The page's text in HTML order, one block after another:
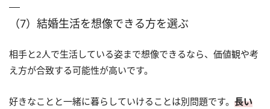
（7）結婚生活を想像できる方を選ぶ
相手と2人で生活している姿まで想像できるなら、価値観や考
え方が合致する可能性が高いです。
好きなことと一緒に暮らしていけることは別問題です。 長い